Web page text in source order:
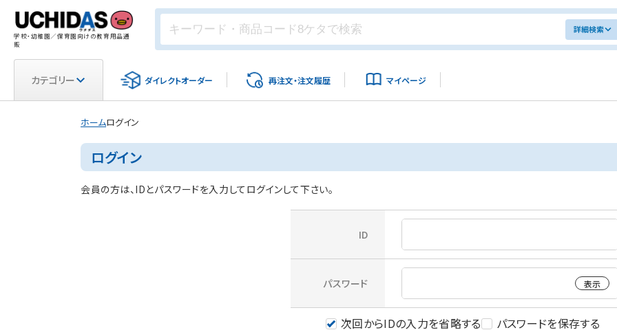
学校・幼稚園／保育園向けの教育用品通
販
詳細検索
カテゴリー ダイレクトオーダー 再注文・注文履歴 マイページ
ホームログイン
ログイン
会員の方は、IDとパスワードを入力してログインして下さい。
ID
パスワード 表示
次回からIDの入力を省略する パスワードを保存する